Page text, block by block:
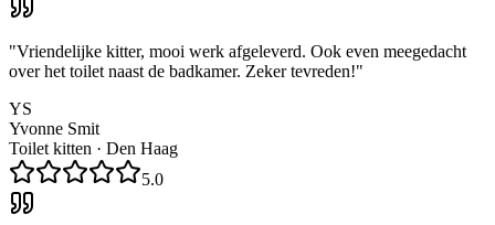
"Vriendelijke kitter, mooi werk afgeleverd. Ook even meegedacht
over het toilet naast de badkamer. Zeker tevreden!"
YS
Yvonne Smit
Toilet kitten · Den Haag
5.0